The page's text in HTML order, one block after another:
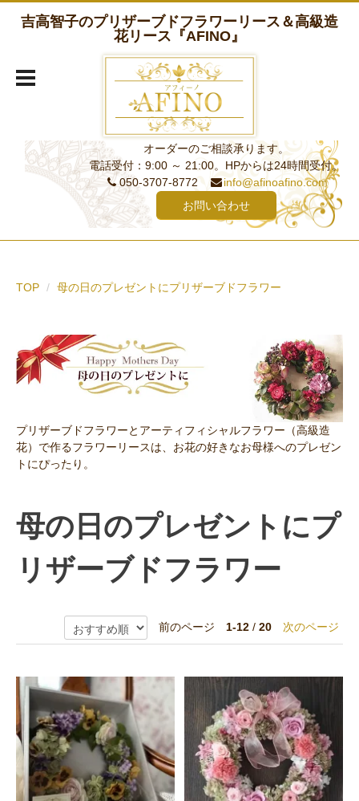
吉高智子のプリザーブドフラワーリース＆高級造
花リース『AFINO』
オーダーのご相談承ります。
電話受付：9:00 ～ 21:00。HPからは24時間受付。
050-3707-8772
info@afinoafino.com
お問い合わせ
TOP 母の日のプレゼントにプリザーブドフラワー
プリザーブドフラワーとアーティフィシャルフラワー（高級造
花）で作るフラワーリースは、お花の好きなお母様へのプレゼン
トにぴったり。
母の日のプレゼントにプ
リザーブドフラワー
前のページ 1-12 / 20 次のページ